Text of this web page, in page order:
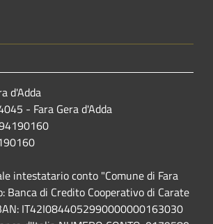
d'Adda
- Fara Gera d'Adda
intestatario conto "Comune di Fara
Banca di Credito Cooperativo di Carate
IT42I0844052990000000163030